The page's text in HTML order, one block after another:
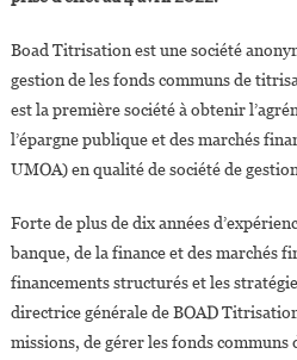
Boad Titrisation est une société
gestion de les fonds communs de
est la première société à obtenir
l’épargne publique et des marchés
UMOA) en qualité de société de
Forte de plus de dix années
banque, de la finance et des marchés
financements structurés et les
directrice générale de BOAD
missions, de gérer les fonds communs